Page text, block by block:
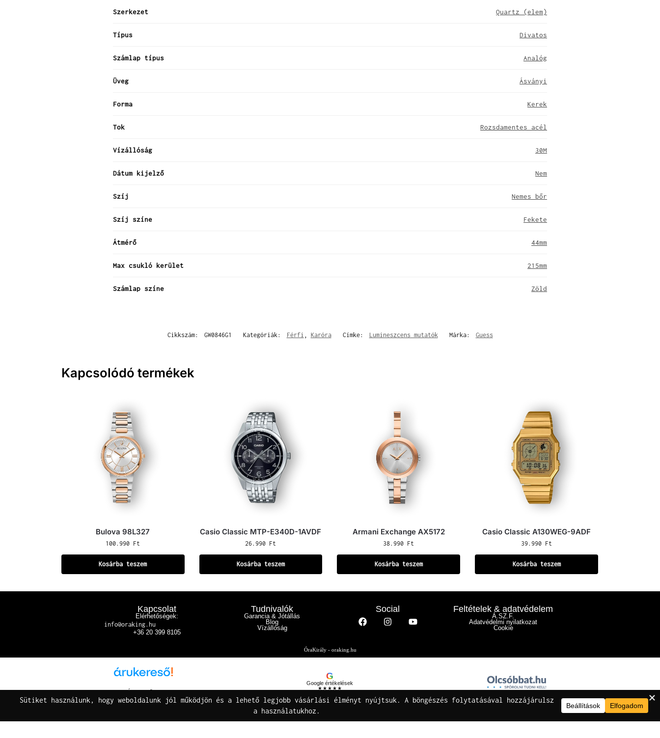
Szerkezet Quartz (elem)
Típus Divatos
Számlap típus Analóg
Üveg Ásványi
Forma Kerek
Tok Rozsdamentes acél
Vízállóság 30M
Dátum kijelző Nem
Szíj Nemes bőr
Szíj színe Fekete
Átmérő 44mm
Max csukló kerület 215mm
Számlap színe Zöld
Cikkszám: GW0846G1 Kategóriák: Férfi , Karóra Címke: Lumineszcens mutatók Márka: Guess
Kapcsolódó termékek
Bulova 98L327
100.990 Ft
Kosárba teszem
Casio Classic MTP-E340D-1AVDF
26.990 Ft
Kosárba teszem
Armani Exchange AX5172
38.990 Ft
Kosárba teszem
Casio Classic A130WEG-9ADF
39.990 Ft
Kosárba teszem
Kapcsolat
Elérhetőségek:
info@oraking.hu
+36 20 399 8105
Tudnivalók
Garancia & Jótállás
Blog
Vízállóság
Social Feltételek & adatvédelem
Á.SZ.F.
Adatvédelmi nyilatkozat
Cookie
ÓraKirály - oraking.hu
Árukereső.hu
G
Google értékelések
★★★★★
Buza Gáspár E.V.